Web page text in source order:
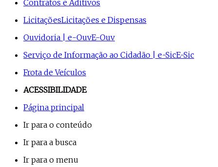
Contratos e Aditivos
LicitaçõesLicitações e Dispensas
Ouvidoria | e-OuvE-Ouv
Serviço de Informação ao Cidadão | e-SicE-Sic
Frota de Veículos
ACESSIBILIDADE
Página principal
Ir para o conteúdo
Ir para a busca
Ir para o menu